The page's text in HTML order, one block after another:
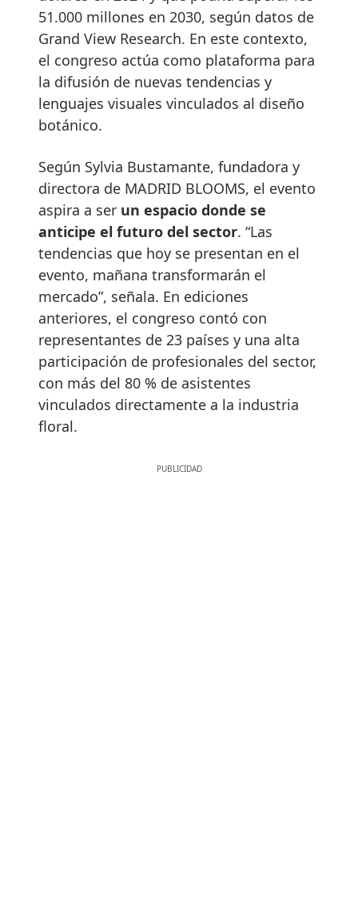
51.000 millones en 2030, según datos de
Grand View Research. En este contexto,
el congreso actúa como plataforma para
la difusión de nuevas tendencias y
lenguajes visuales vinculados al diseño
botánico.
Según Sylvia Bustamante, fundadora y
directora de MADRID BLOOMS, el evento
aspira a ser un espacio donde se
anticipe el futuro del sector. “Las
tendencias que hoy se presentan en el
evento, mañana transformarán el
mercado”, señala. En ediciones
anteriores, el congreso contó con
representantes de 23 países y una alta
participación de profesionales del sector,
con más del 80 % de asistentes
vinculados directamente a la industria
floral.